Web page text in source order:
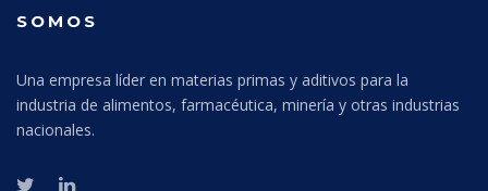
SOMOS
Una empresa líder en materias primas y aditivos para la
industria de alimentos, farmacéutica, minería y otras industrias
nacionales.